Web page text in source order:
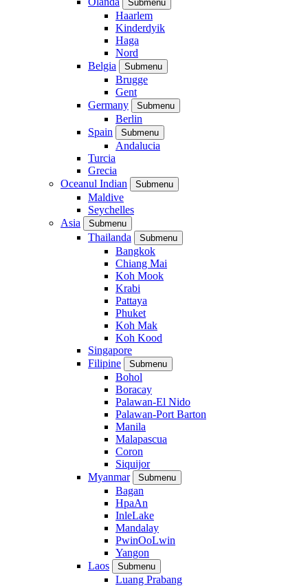
Submenu
Haarlem
Kinderdyik
Haga
Nord
Belgia
Submenu
Brugge
Gent
Germany
Submenu
Berlin
Spain
Submenu
Andalucia
Turcia
Grecia
Oceanul Indian
Submenu
Maldive
Seychelles
Asia
Submenu
Thailanda Submenu
Bangkok
Chiang Mai
Koh Mook
Krabi
Pattaya
Phuket
Koh Mak
Koh Kood
Singapore
Filipine
Submenu
Bohol
Boracay
Palawan-El Nido
Palawan-Port Barton
Manila
Malapascua
Coron
Siquijor
Myanmar
Submenu
Bagan
HpaAn
InleLake
Mandalay
PwinOoLwin
Yangon
Laos
Submenu
Luang Prabang